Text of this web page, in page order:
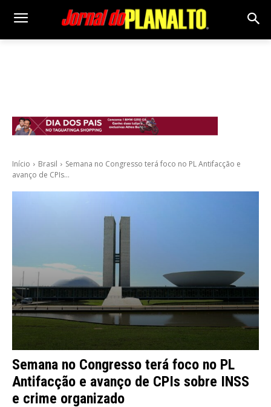
Início Brasil
Semana no Congresso terá foco no PL Antifacção e
avanço de CPIs...
Semana no Congresso terá foco no PL
Antifacção e avanço de CPIs sobre INSS
e crime organizado